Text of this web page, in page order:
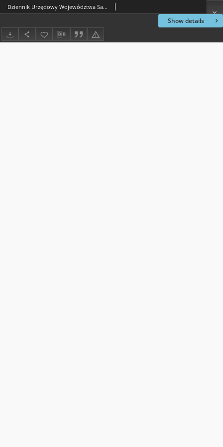
Show details
Dziennik Urzędowy Województwa Sandomierskiego, 1817, nr 11